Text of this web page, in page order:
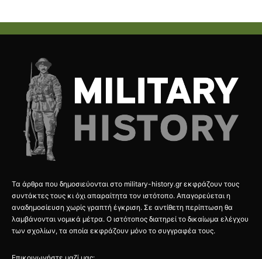
Τα άρθρα που δημοσιεύονται στο military-history.gr εκφράζουν τους
συντάκτες τους κι όχι απαραίτητα τον ιστότοπο. Απαγορεύεται η
αναδημοσίευση χωρίς γραπτή έγκριση. Σε αντίθετη περίπτωση θα
λαμβάνονται νομικά μέτρα. Ο ιστότοπος διατηρεί το δικαίωμα ελέγχου
των σχολίων, τα οποία εκφράζουν μόνο το συγγραφέα τους.